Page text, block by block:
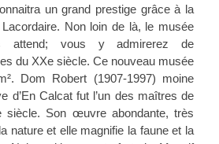
un grand prestige grâce à la
Non loin de là, le musée
attend; vous y admirerez de
du XXe siècle. Ce nouveau musée
Dom Robert (1907-1997) moine
d’En Calcat fut l’un des maîtres de
siècle. Son œuvre abondante, très
nature et elle magnifie la faune et la